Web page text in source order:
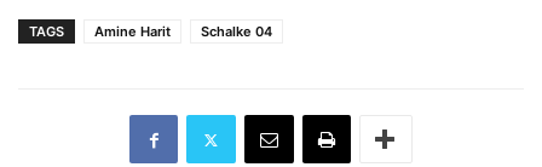
TAGS Amine Harit Schalke 04